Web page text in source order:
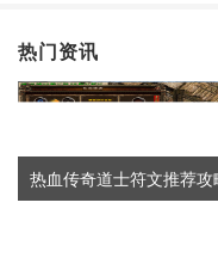
热门资讯